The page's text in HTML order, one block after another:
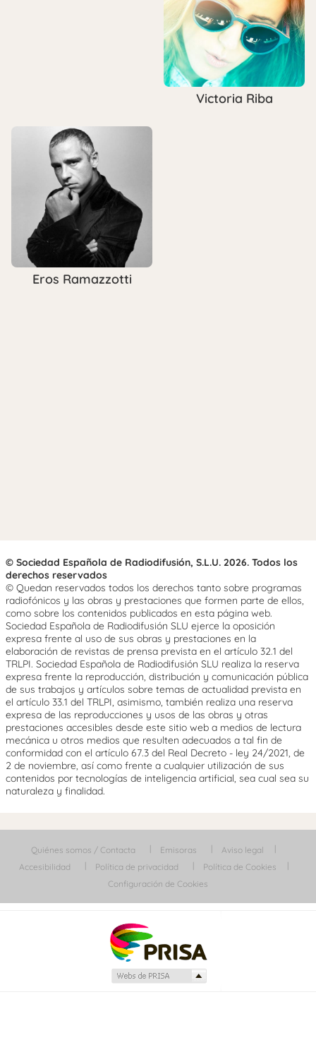
Victoria Riba
Eros Ramazzotti
© Sociedad Española de Radiodifusión, S.L.U. 2026. Todos los
derechos reservados
© Quedan reservados todos los derechos tanto sobre programas
radiofónicos y las obras y prestaciones que formen parte de ellos,
como sobre los contenidos publicados en esta página web.
Sociedad Española de Radiodifusión SLU ejerce la oposición
expresa frente al uso de sus obras y prestaciones en la
elaboración de revistas de prensa prevista en el artículo 32.1 del
TRLPI. Sociedad Española de Radiodifusión SLU realiza la reserva
expresa frente la reproducción, distribución y comunicación pública
de sus trabajos y artículos sobre temas de actualidad prevista en
el artículo 33.1 del TRLPI, asimismo, también realiza una reserva
expresa de las reproducciones y usos de las obras y otras
prestaciones accesibles desde este sitio web a medios de lectura
mecánica u otros medios que resulten adecuados a tal fin de
conformidad con el artículo 67.3 del Real Decreto - ley 24/2021, de
2 de noviembre, así como frente a cualquier utilización de sus
contenidos por tecnologías de inteligencia artificial, sea cual sea su
naturaleza y finalidad.
Quiénes somos / Contacta Emisoras
Aviso legal
Accesibilidad
Política de privacidad
Política de Cookies
Configuración de Cookies